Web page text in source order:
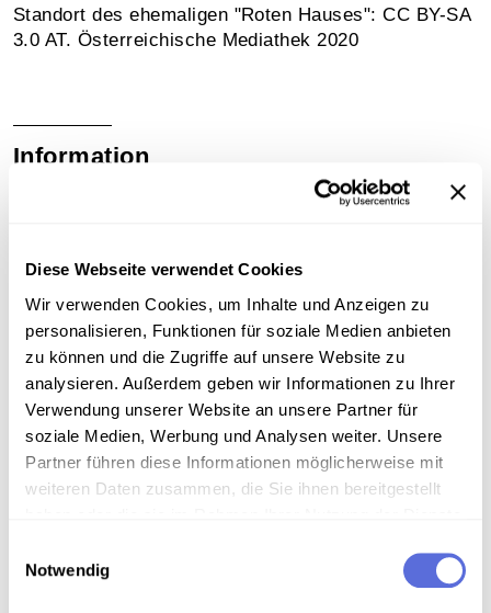
Diese Webseite verwendet Cookies
Wir verwenden Cookies, um Inhalte und Anzeigen zu
personalisieren, Funktionen für soziale Medien anbieten
zu können und die Zugriffe auf unsere Website zu
analysieren. Außerdem geben wir Informationen zu Ihrer
Verwendung unserer Website an unsere Partner für
soziale Medien, Werbung und Analysen weiter. Unsere
Partner führen diese Informationen möglicherweise mit
weiteren Daten zusammen, die Sie ihnen bereitgestellt
Notwendig
Standort des ehemaligen "Roten Hauses": CC BY-SA
3.0 AT. Österreichische Mediathek 2020
Information
Klaviertrio und Solokonzert, schloss Beethoven
vermutlich im Frühsommer 1804 ab, zu einem
Zeitpunkt als er gerade seine neue Wohnung im
heute nicht mehr bestehenden sogenannten Roten
Haus bezogen hatte. Eine erste Privataufführung mit
Probencharakter fand noch im Juni 1804 im Palais
des Widmungsträgers Fürst Franz Joseph Maximilian
Lobkowitz statt. Zu hören ist ein Ausschnitt aus dem
Finalsatz: Auch in diesem tänzerischen „Rondo alla
besondere Rolle des Violoncellos deutlich hervor,